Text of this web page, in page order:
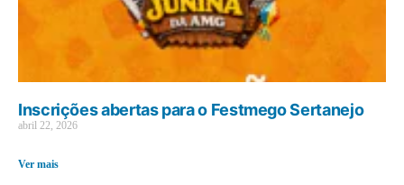
Inscrições abertas para o Festmego Sertanejo
abril 22, 2026
Ver mais